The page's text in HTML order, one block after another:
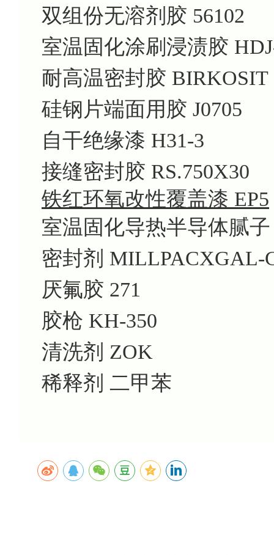
双组份无溶剂胶 56102
室温固化涂刷浸渍胶
耐高温密封胶 BIRKOSIT
硅钢片端面用胶 J0705
自干绝缘漆 H31-3
接缝密封胶 RS.750X30
铁红环氧改性覆盖漆 EP5
室温固化导热半导体腻子
密封剂 MILLPACXGAL-
厌氟胶 271
胶枪 KH-350
清洗剂 ZOK
稀释剂 二甲苯